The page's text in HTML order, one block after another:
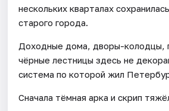
нескольких кварталах
старого города.
Доходные дома, дворы-колодцы,
чёрные лестницы здесь не
система по которой жил
Сначала тёмная арка и скрип